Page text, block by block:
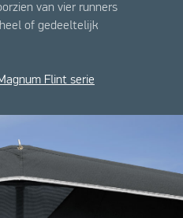
van vier runners
of gedeeltelijk
Flint serie